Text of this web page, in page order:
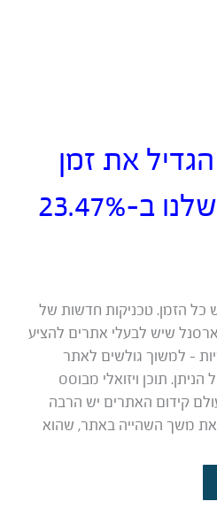
הגדיל את זמן
השהיה בבלוג שלנו ב-23.47%
הזמן. טכניקות חדשות של
שיש לבעלי אתרים להציע
– למשוך גולשים לאתר
תוכן ויזואלי מבוסס
קידום האתרים יש הרבה
את משך השהייה באתר, שהוא